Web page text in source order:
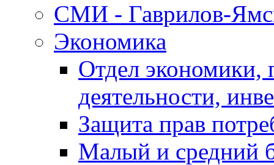
СМИ - Гаврилов-
Экономика
Отдел экономики,
деятельности,
Защита прав
Малый и средний